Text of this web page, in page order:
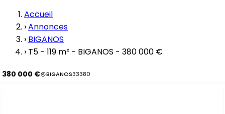
Accueil
›Annonces
› BIGANOS
› T5 - 119 m² - BIGANOS - 380 000 €
380 000 € BIGANOS33380